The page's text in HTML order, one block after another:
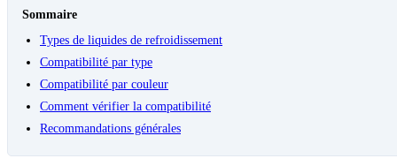
Sommaire
Types de liquides de refroidissement
Compatibilité par type
Compatibilité par couleur
Comment vérifier la compatibilité
Recommandations générales